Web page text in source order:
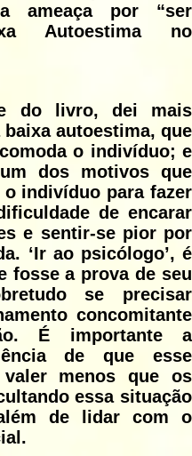
ameaça por “ser
Autoestima no
do livro, dei mais
baixa autoestima, que
o indivíduo; e
dos motivos que
o indivíduo para fazer
de encarar
e sentir-se pior por
‘Ir ao psicólogo’, é
fosse a prova de seu
se precisar
concomitante
É importante a
de que esse
menos que os
essa situação
de lidar com o